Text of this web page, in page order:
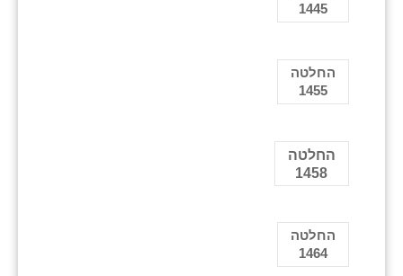
1445
החלטה
1455
החלטה
1458
החלטה
1464